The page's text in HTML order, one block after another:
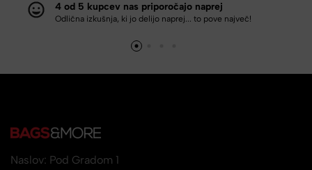
4 od 5 kupcev nas priporočajo naprej
Odlična izkušnja, ki jo delijo naprej... to pove največ!
Naslov: Pod Gradom 1